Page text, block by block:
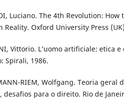
Luciano. The 4th Revolution:
Reality. Oxford University Press
Vittorio. L’uomo artificiale: etica
Spirali, 1986.
RIEM, Wolfgang. Teoria
desafios para o direito. Rio de